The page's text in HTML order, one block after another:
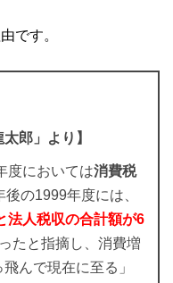
です。
郎」より】
度においては消費税
後の1999年度には、
法人税収の合計額が6
たと指摘し、消費増
んで現在に至る」